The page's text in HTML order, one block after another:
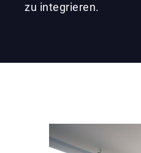
zu integrieren.